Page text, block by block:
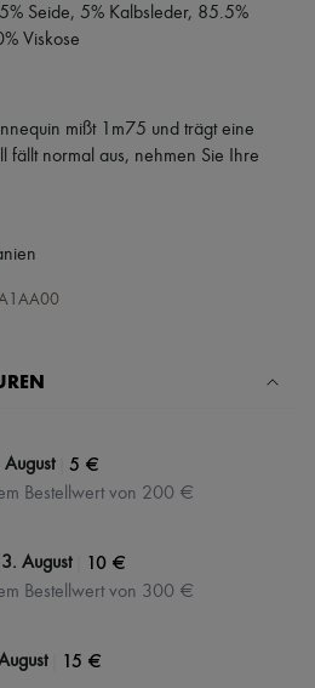
Seide, 5% Kalbsleder, 85.5%
Viskose
mißt 1m75 und trägt eine
fällt normal aus, nehmen Sie Ihre
5 €
Bestellwert von 200 €
August 10 €
Bestellwert von 300 €
15 €